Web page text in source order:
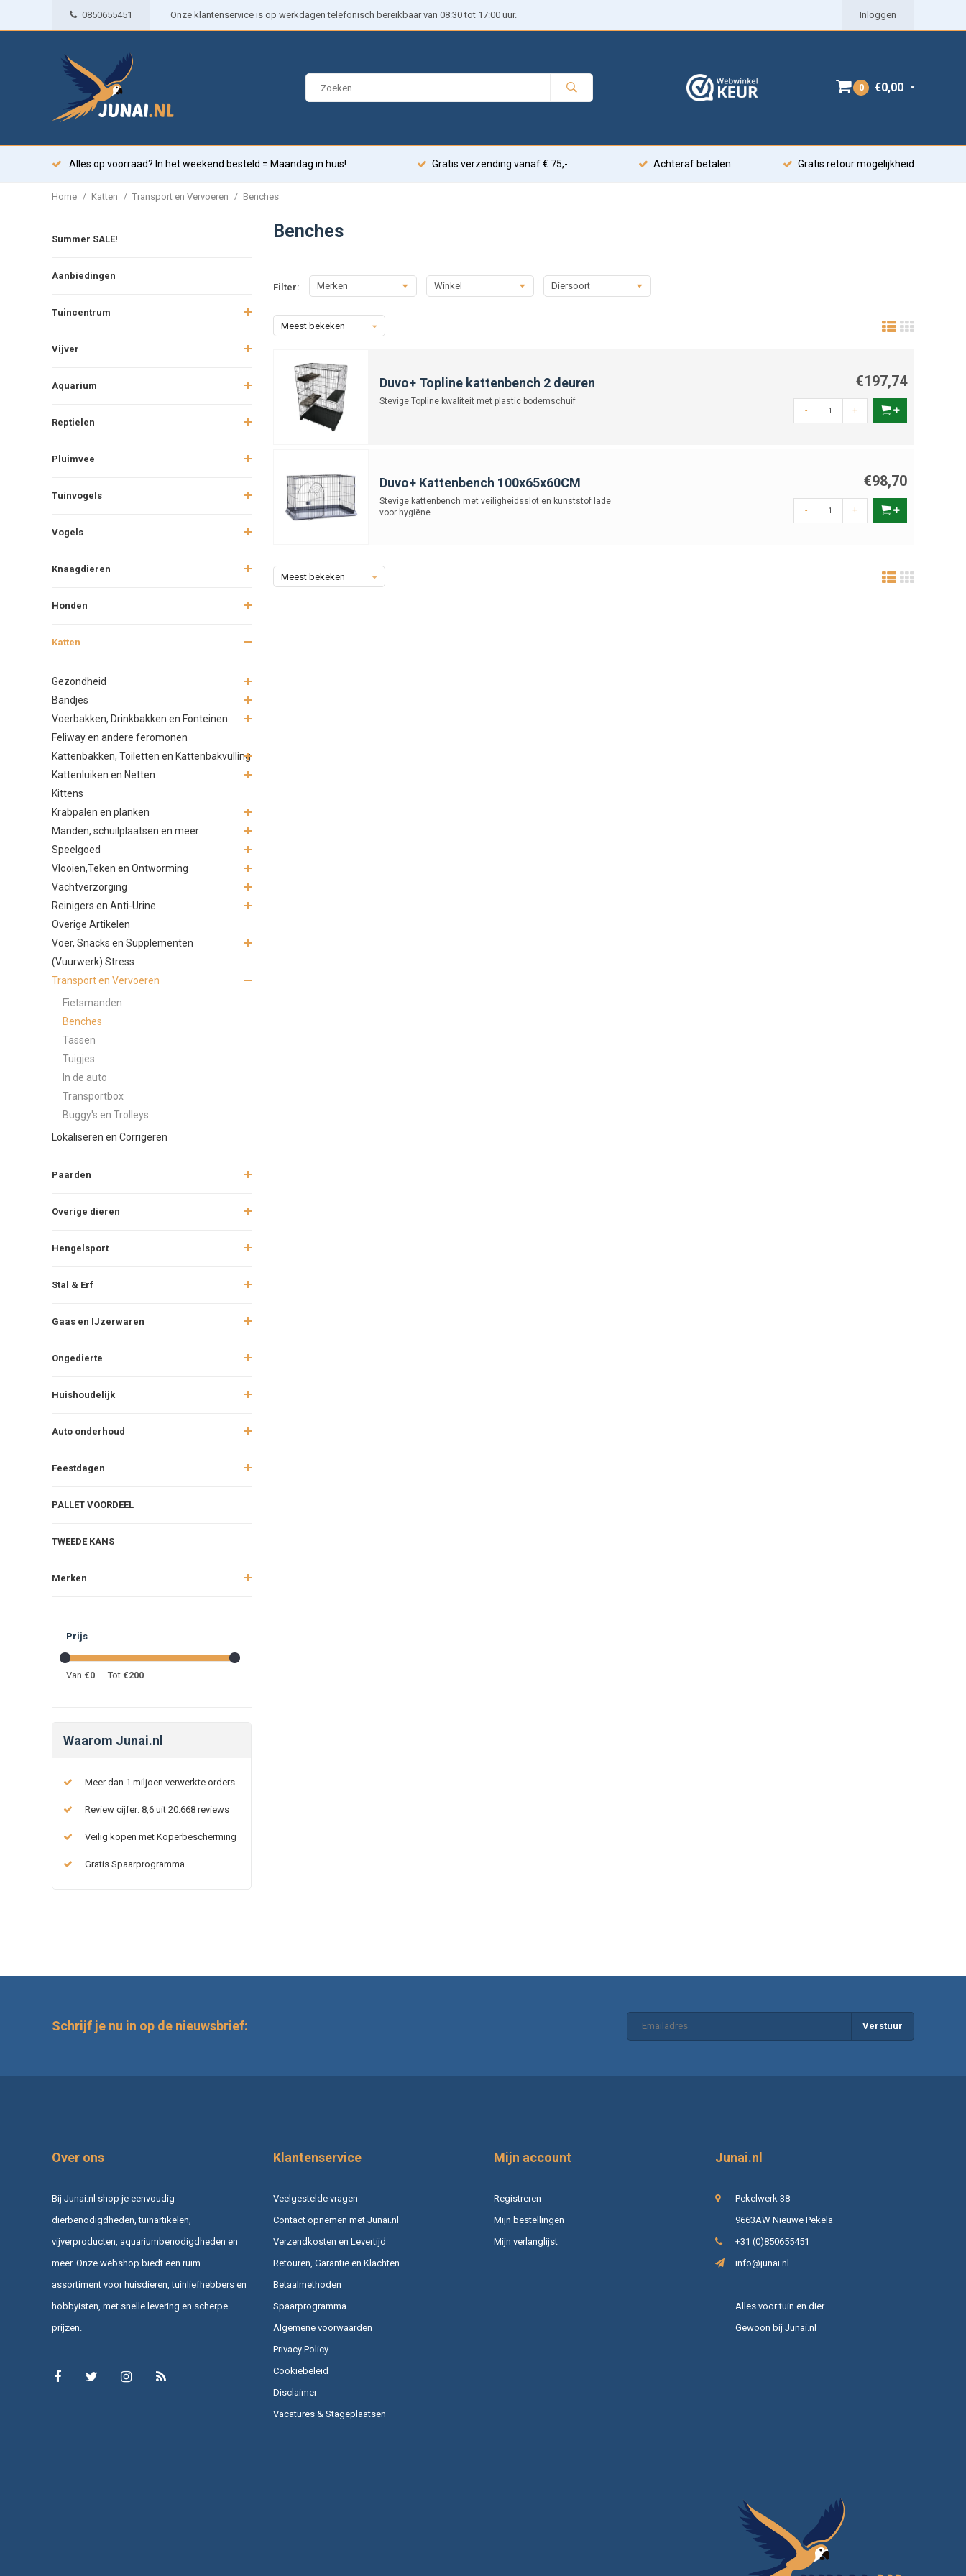
0850655451 Onze klantenservice is op werkdagen telefonisch bereikbaar van 08:30 tot 17:00 uur. Inloggen
0 €0,00
Alles op voorraad? In het weekend besteld = Maandag in huis! Gratis verzending vanaf € 75,- Achteraf betalen Gratis retour mogelijkheid
Home / Katten / Transport en Vervoeren / Benches
Summer SALE!
Aanbiedingen
Tuincentrum
Vijver
Aquarium
Reptielen
Pluimvee
Tuinvogels
Vogels
Knaagdieren
Honden
Katten
Gezondheid
Bandjes
Voerbakken, Drinkbakken en Fonteinen
Feliway en andere feromonen
Kattenbakken, Toiletten en Kattenbakvulling
Kattenluiken en Netten
Kittens
Krabpalen en planken
Manden, schuilplaatsen en meer
Speelgoed
Vlooien,Teken en Ontworming
Vachtverzorging
Reinigers en Anti-Urine
Overige Artikelen
Voer, Snacks en Supplementen
(Vuurwerk) Stress
Transport en Vervoeren
Fietsmanden
Benches
Tassen
Tuigjes
In de auto
Transportbox
Buggy's en Trolleys
Lokaliseren en Corrigeren
Paarden
Overige dieren
Hengelsport
Stal & Erf
Gaas en IJzerwaren
Ongedierte
Huishoudelijk
Auto onderhoud
Feestdagen
PALLET VOORDEEL
TWEEDE KANS
Merken
Prijs
Van €0 Tot €200
Waarom Junai.nl
Meer dan 1 miljoen verwerkte orders
Review cijfer: 8,6 uit 20.668 reviews
Veilig kopen met Koperbescherming
Gratis Spaarprogramma
Benches
Filter: Merken Winkel Diersoort
Meest bekeken
Duvo+ Topline kattenbench 2 deuren
Stevige Topline kwaliteit met plastic bodemschuif
€197,74
- +
Duvo+ Kattenbench 100x65x60CM
Stevige kattenbench met veiligheidsslot en kunststof lade
voor hygiëne
€98,70
- +
Meest bekeken
Schrijf je nu in op de nieuwsbrief: Verstuur
Over ons
Bij Junai.nl shop je eenvoudig
dierbenodigdheden, tuinartikelen,
vijverproducten, aquariumbenodigdheden en
meer. Onze webshop biedt een ruim
assortiment voor huisdieren, tuinliefhebbers en
hobbyisten, met snelle levering en scherpe
prijzen.
Klantenservice
Veelgestelde vragen
Contact opnemen met Junai.nl
Verzendkosten en Levertijd
Retouren, Garantie en Klachten
Betaalmethoden
Spaarprogramma
Algemene voorwaarden
Privacy Policy
Cookiebeleid
Disclaimer
Vacatures & Stageplaatsen
Mijn account
Registreren
Mijn bestellingen
Mijn verlanglijst
Junai.nl
Pekelwerk 38
9663AW Nieuwe Pekela
+31 (0)850655451
info@junai.nl
Alles voor tuin en dier
Gewoon bij Junai.nl